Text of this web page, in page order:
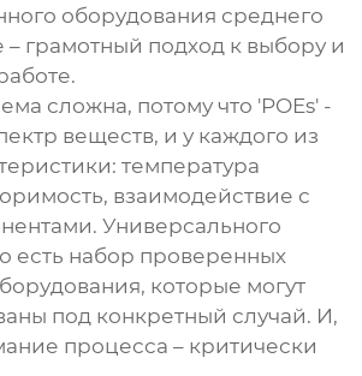
оборудования среднего
– грамотный подход к выбору и
сложна, потому что 'POEs' -
веществ, и у каждого из
температура
взаимодействие с
Универсального
есть набор проверенных
которые могут
под конкретный случай. И,
процесса – критически